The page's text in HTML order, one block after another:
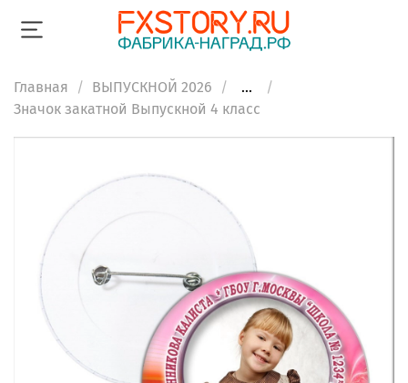
Главная ВЫПУСКНОЙ 2026
...
Значок закатной Выпускной 4 класс